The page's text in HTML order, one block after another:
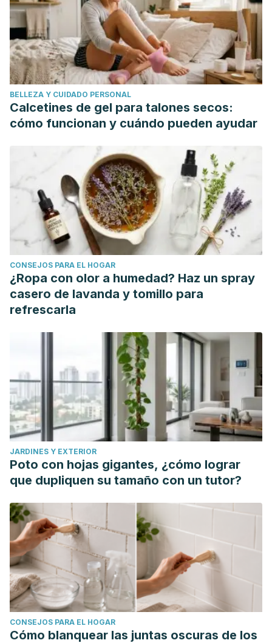
Jeanette, G., & Aponte, R. (2014). Estudio de los roles de
seducción según género en jóvenes universitarios entre
los 17 y 28 años en Bogotá *.Mora.
BELLEZA Y CUIDADO PERSONAL
Calcetines de gel para talones secos:
cómo funcionan y cuándo pueden ayudar
CONSEJOS PARA EL HOGAR
¿Ropa con olor a humedad? Haz un spray
casero de lavanda y tomillo para
refrescarla
JARDINES Y EXTERIOR
Poto con hojas gigantes, ¿cómo lograr
que dupliquen su tamaño con un tutor?
CONSEJOS PARA EL HOGAR
Cómo blanquear las juntas oscuras de los